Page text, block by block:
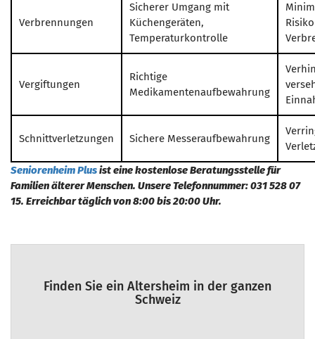
Verbrennungen
Sicherer Umgang mit
Küchengeräten,
Temperaturkontrolle
Vergiftungen
Richtige
Medikamentenaufbewahrung
Schnittverletzungen Sichere Messeraufbewahrung
Seniorenheim Plusist eine kostenlose Beratungsstelle für
Familien älterer Menschen. Unsere Telefonnummer: 031 528 07
15. Erreichbar täglich von 8:00 bis 20:00 Uhr.
Finden Sie ein Altersheim in der ganzen
Schweiz